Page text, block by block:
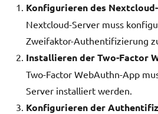
Konfigurieren des
Nextcloud-Server muss
Zweifaktor-Authentifizierung
Installieren der Two-Factor
Two-Factor WebAuthn-App
Server installiert werden.
Konfigurieren der